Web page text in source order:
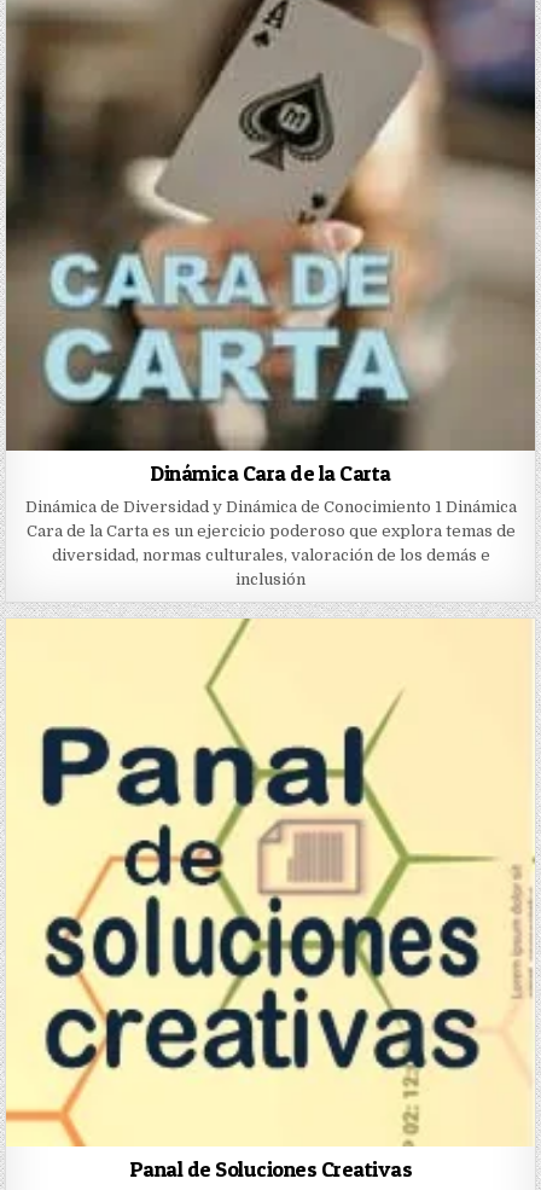
Dinámica Cara de la Carta
Dinámica de Diversidad y Dinámica de Conocimiento 1 Dinámica
Cara de la Carta es un ejercicio poderoso que explora temas de
diversidad, normas culturales, valoración de los demás e
inclusión
Panal de Soluciones Creativas